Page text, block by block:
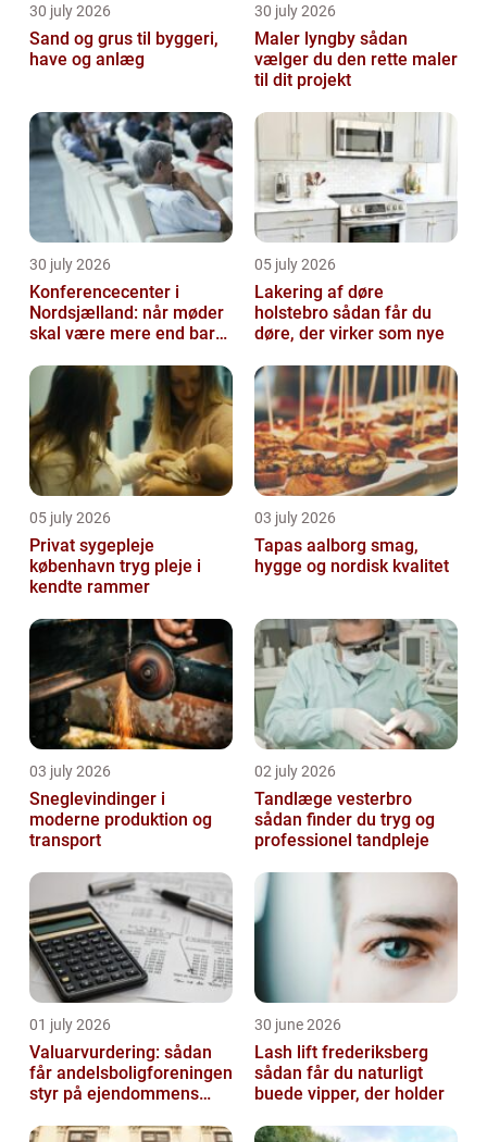
30 july 2026
Sand og grus til byggeri,
have og anlæg
30 july 2026
Maler lyngby sådan
vælger du den rette maler
til dit projekt
30 july 2026
Konferencecenter i
Nordsjælland: når møder
skal være mere end bare
05 july 2026
Lakering af døre
holstebro sådan får du
døre, der virker som nye
05 july 2026
Privat sygepleje
københavn tryg pleje i
kendte rammer
03 july 2026
Tapas aalborg smag,
hygge og nordisk kvalitet
03 july 2026
Sneglevindinger i
moderne produktion og
transport
02 july 2026
Tandlæge vesterbro
sådan finder du tryg og
professionel tandpleje
01 july 2026
Valuarvurdering: sådan
får andelsboligforeningen
styr på ejendommens
30 june 2026
Lash lift frederiksberg
sådan får du naturligt
buede vipper, der holder